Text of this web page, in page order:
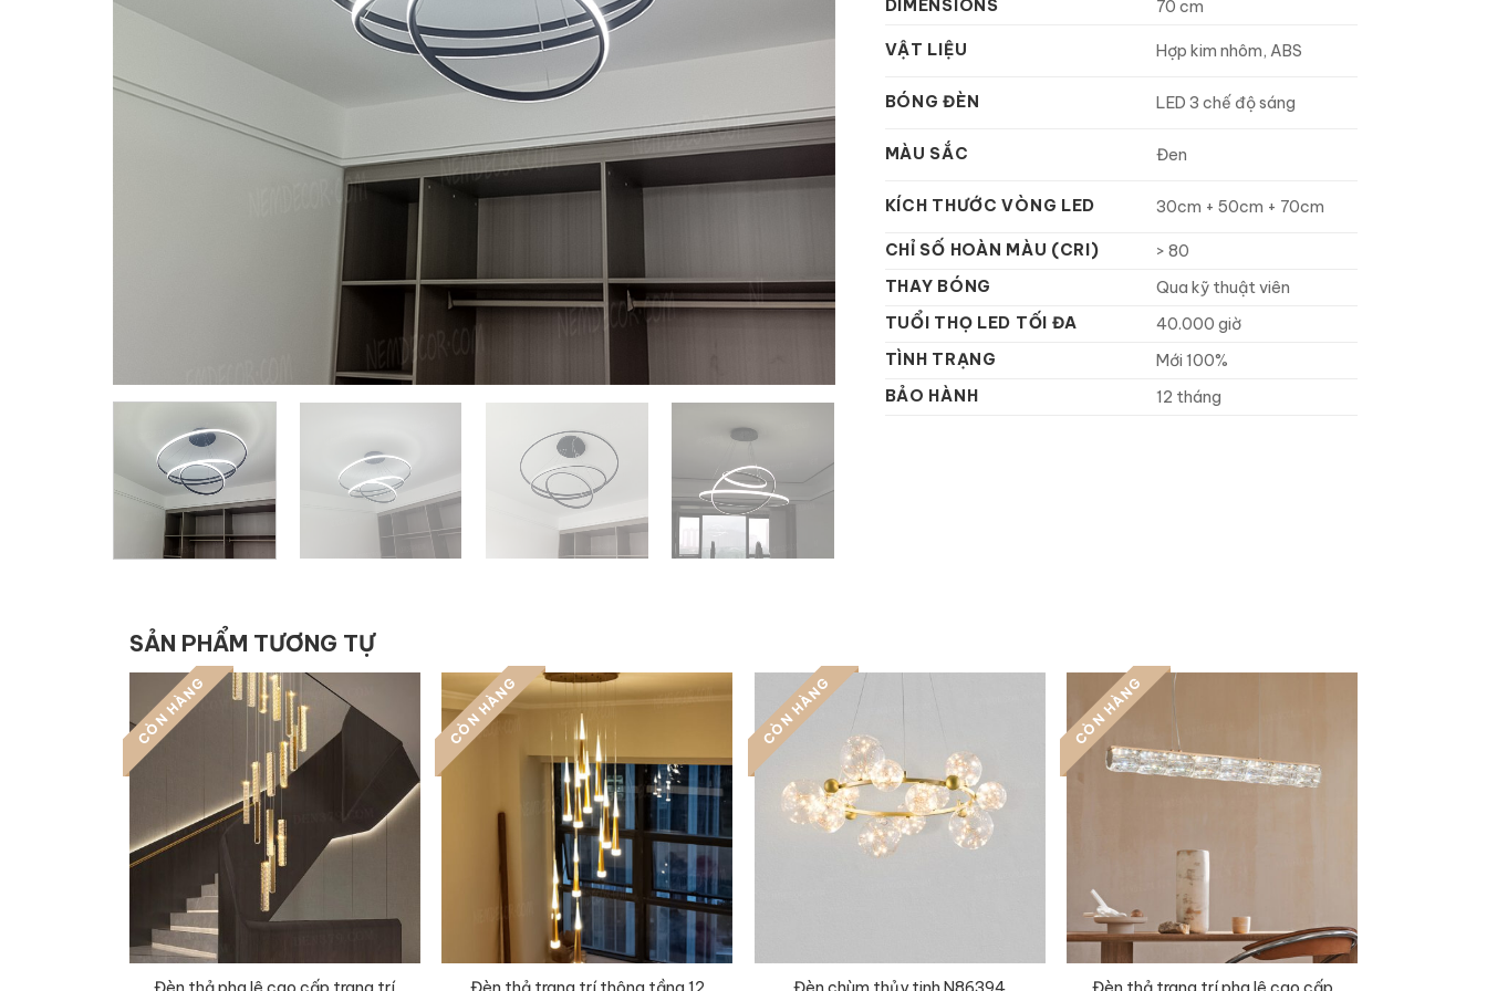
DIMENSIONS 70 cm
VẬT LIỆU Hợp kim nhôm, ABS
BÓNG ĐÈN LED 3 chế độ sáng
MÀU SẮC Đen
KÍCH THƯỚC VÒNG LED 30cm + 50cm + 70cm
CHỈ SỐ HOÀN MÀU (CRI)
> 80
THAY BÓNG
Qua kỹ thuật viên
TUỔI THỌ LED TỐI ĐA
40.000 giờ
TÌNH TRẠNG
Mới 100%
BẢO HÀNH
12 tháng
SẢN PHẨM TƯƠNG TỰ
CÒN HÀNG CÒN HÀNG CÒN HÀNG CÒN HÀNG